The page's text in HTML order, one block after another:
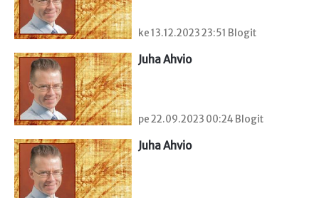
ke 13.12.2023 23:51 Blogit
Juha Ahvio
pe 22.09.2023 00:24 Blogit
Juha Ahvio